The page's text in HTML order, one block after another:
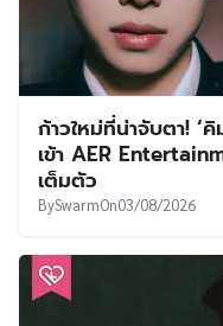
ก้าวใหม่ที่น่าจับตา!
เข้า AER
เต็มตัว
BySwarmOn03/08/2026